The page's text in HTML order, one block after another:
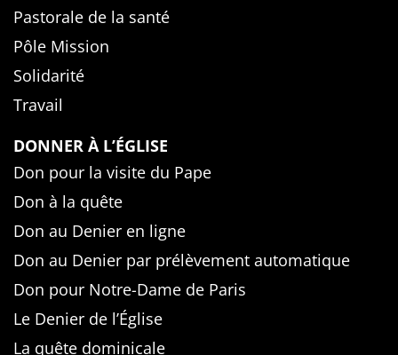
Pastorale de la santé
Pôle Mission
Solidarité
Travail
DONNER À L’ÉGLISE
Don pour la visite du Pape
Don à la quête
Don au Denier en ligne
Don au Denier par prélèvement automatique
Don pour Notre-Dame de Paris
Le Denier de l’Église
La quête dominicale